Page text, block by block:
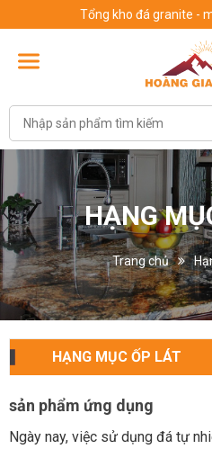
Tổng kho đá granite -
HẠNG
Trang chủ
HẠNG MỤC ỐP LÁT
sản phẩm ứng dụng
Ngày nay, việc sử dụng đá tự